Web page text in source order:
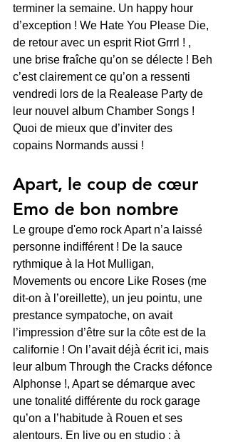
terminer la semaine. Un happy hour
d’exception ! We Hate You Please Die,
de retour avec un esprit Riot Grrrl ! ,
une brise fraîche qu’on se délecte ! Beh
c’est clairement ce qu’on a ressenti
vendredi lors de la Realease Party de
leur nouvel album Chamber Songs !
Quoi de mieux que d’inviter des
copains Normands aussi !
Apart, le coup de cœur
Emo de bon nombre
Le groupe d'emo rock Apart n’a laissé
personne indifférent ! De la sauce
rythmique à la Hot Mulligan,
Movements ou encore Like Roses (me
dit-on à l’oreillette), un jeu pointu, une
prestance sympatoche, on avait
l’impression d’être sur la côte est de la
californie ! On l’avait déjà écrit ici, mais
leur album Through the Cracks défonce
Alphonse !, Apart se démarque avec
une tonalité différente du rock garage
qu’on a l’habitude à Rouen et ses
alentours. En live ou en studio : à